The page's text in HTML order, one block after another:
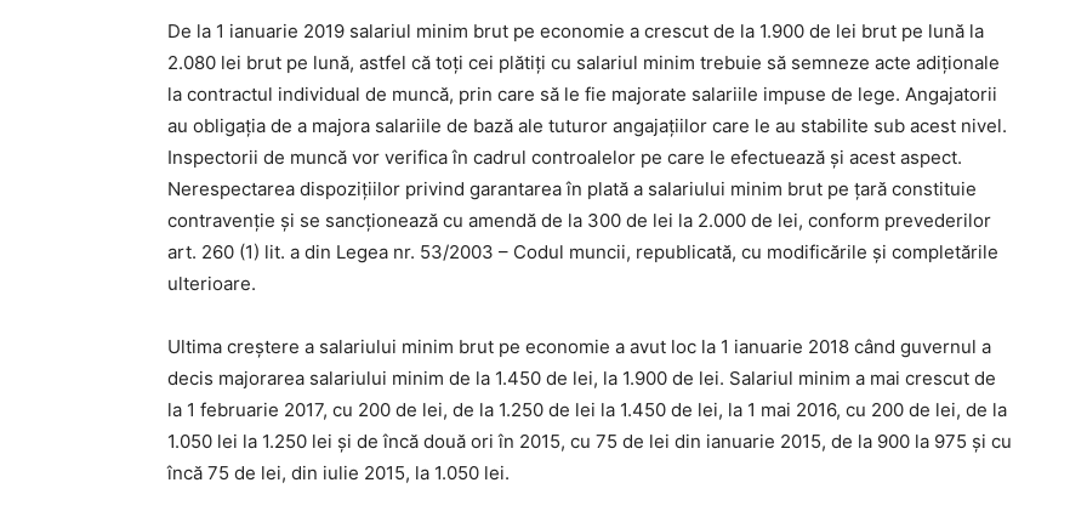
De la 1 ianuarie 2019 salariul minim brut pe economie a crescut de la 1.900 de lei brut pe lună la
2.080 lei brut pe lună, astfel că toţi cei plătiţi cu salariul minim trebuie să semneze acte adiţionale
la contractul individual de muncă, prin care să le fie majorate salariile impuse de lege. Angajatorii
au obligaţia de a majora salariile de bază ale tuturor angajaţiilor care le au stabilite sub acest nivel.
Inspectorii de muncă vor verifica în cadrul controalelor pe care le efectuează şi acest aspect.
Nerespectarea dispoziţiilor privind garantarea în plată a salariului minim brut pe ţară constituie
contravenţie şi se sancţionează cu amendă de la 300 de lei la 2.000 de lei, conform prevederilor
art. 260 (1) lit. a din Legea nr. 53/2003 – Codul muncii, republicată, cu modificările şi completările
ulterioare.
Ultima creştere a salariului minim brut pe economie a avut loc la 1 ianuarie 2018 când guvernul a
decis majorarea salariului minim de la 1.450 de lei, la 1.900 de lei. Salariul minim a mai crescut de
la 1 februarie 2017, cu 200 de lei, de la 1.250 de lei la 1.450 de lei, la 1 mai 2016, cu 200 de lei, de la
1.050 lei la 1.250 lei și de încă două ori în 2015, cu 75 de lei din ianuarie 2015, de la 900 la 975 şi cu
încă 75 de lei, din iulie 2015, la 1.050 lei.